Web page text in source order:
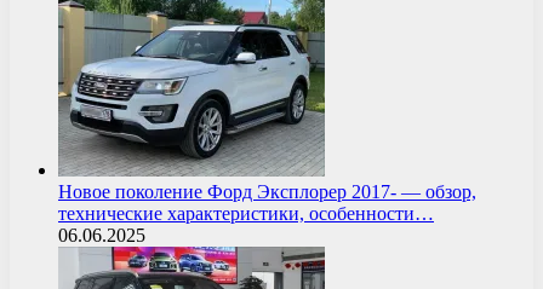
Новое поколение Форд Эксплорер 2017- — обзор,
технические характеристики, особенности…
06.06.2025